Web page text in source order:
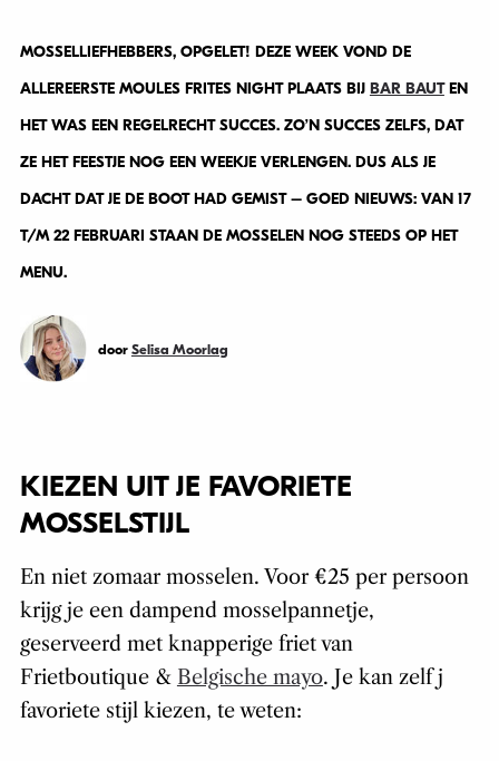
MOSSELLIEFHEBBERS, OPGELET! DEZE WEEK VOND DE
ALLEREERSTE MOULES FRITES NIGHT PLAATS BIJ BAR BAUTEN
HET WAS EEN REGELRECHT SUCCES. ZO’N SUCCES ZELFS, DAT
ZE HET FEESTJE NOG EEN WEEKJE VERLENGEN. DUS ALS JE
DACHT DAT JE DE BOOT HAD GEMIST – GOED NIEUWS: VAN 17
T/M 22 FEBRUARI STAAN DE MOSSELEN NOG STEEDS OP HET
MENU.
door Selisa Moorlag
KIEZEN UIT JE FAVORIETE
MOSSELSTIJL
En niet zomaar mosselen. Voor €25 per persoon
krijg je een dampend mosselpannetje,
geserveerd met knapperige friet van
Frietboutique & Belgische mayo. Je kan zelf j
favoriete stijl kiezen, te weten: